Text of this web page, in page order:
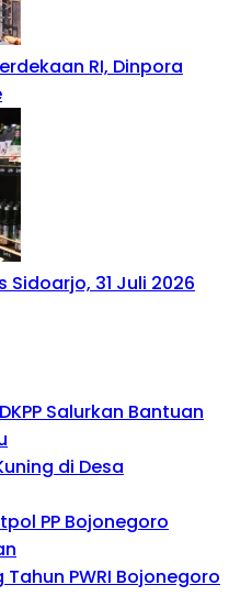
RI, Dinpora
31 Juli 2026
Salurkan Bantuan
di Desa
PP Bojonegoro
Tahun PWRI Bojonegoro